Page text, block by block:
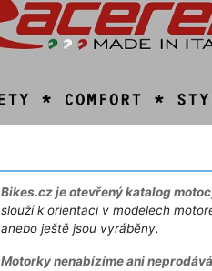
Bikes.cz je otevřený katalog
slouží k orientaci v modelech
anebo ještě jsou vyráběny.
Motorky nenabízíme ani